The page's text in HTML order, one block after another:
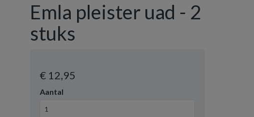
Emla pleister uad - 2
stuks
€ 12,95
Aantal